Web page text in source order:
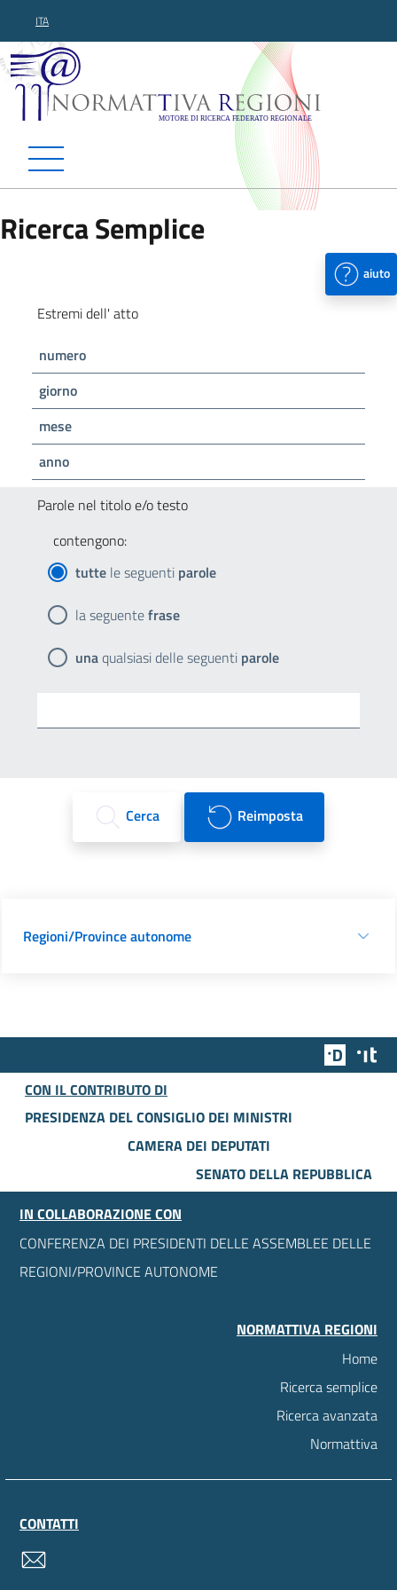
ITA
Normattiva Regioni -
Ricerca Semplice
aiuto
Estremi dell' atto
numero
giorno
mese
anno
Parole nel titolo e/o testo
contengono:
tutte le seguenti parole
la seguentefrase
unaqualsiasi delle seguenti parole
Cerca Reimposta
Regioni/Province autonome
Team
CON IL CONTRIBUTO DI
PRESIDENZA DEL CONSIGLIO DEI MINISTRI
CAMERA DEI DEPUTATI
SENATO DELLA REPUBBLICA
IN COLLABORAZIONE CON
CONFERENZA DEI PRESIDENTI DELLE ASSEMBLEE DELLE
REGIONI/PROVINCE AUTONOME
NORMATTIVA REGIONI
Home
Ricerca semplice
Ricerca avanzata
Normattiva
CONTATTI